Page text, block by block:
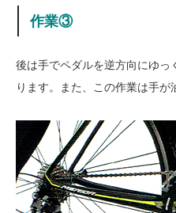
作業③
後は手でペダルを逆方向にゆっ
ります。また、この作業は手が